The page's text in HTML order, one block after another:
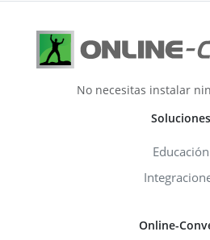
No necesitas instalar
Soluciones
Educación
Online-